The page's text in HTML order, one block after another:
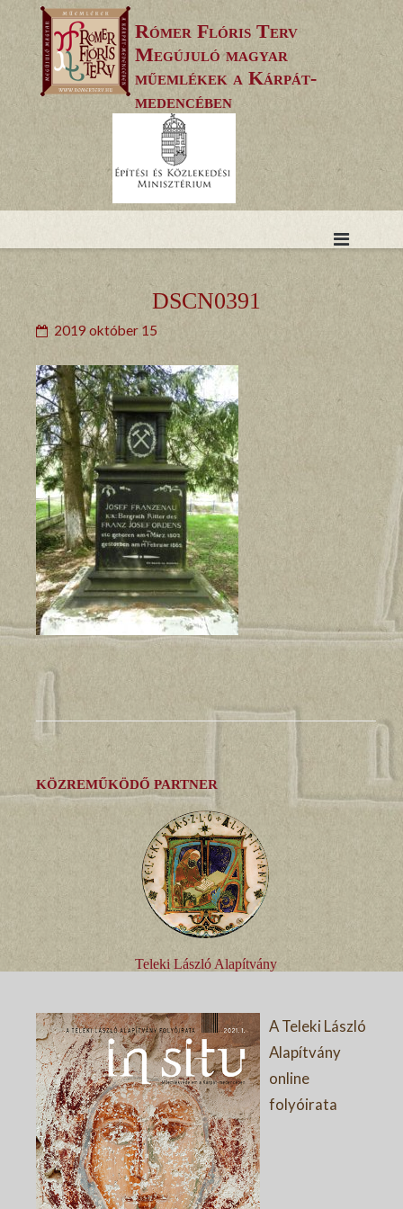
to
content
Rómer Flóris Terv
Megújuló magyar
műemlékek a Kárpát-
medencében
DSCN0391
2019 október 15
KÖZREMŰKÖDŐ PARTNER
Teleki László Alapítvány
A Teleki László
Alapítvány
online
folyóirata